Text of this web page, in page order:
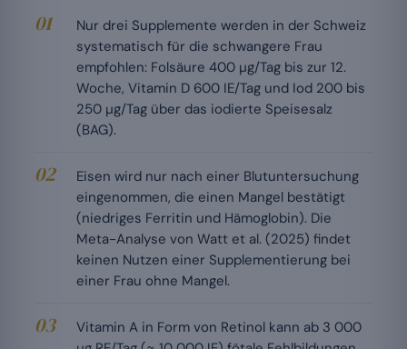
Nur drei Supplemente werden in der Schweiz
systematisch für die schwangere Frau
empfohlen: Folsäure 400 µg/Tag bis zur 12.
Woche, Vitamin D 600 IE/Tag und Iod 200 bis
250 µg/Tag über das iodierte Speisesalz
(BAG).
Eisen wird nur nach einer Blutuntersuchung
eingenommen, die einen Mangel bestätigt
(niedriges Ferritin und Hämoglobin). Die
Meta-Analyse von Watt et al. (2025) findet
keinen Nutzen einer Supplementierung bei
einer Frau ohne Mangel.
Vitamin A in Form von Retinol kann ab 3 000